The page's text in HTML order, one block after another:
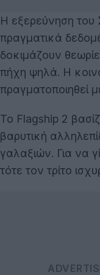
Η εξερεύνηση του
πραγματικά
δοκιμάζουν
πήχη ψηλά. Η
πραγματοποιηθεί
Το Flagship 2
βαρυτική
γαλαξιών. Για να
τότε τον τρίτο